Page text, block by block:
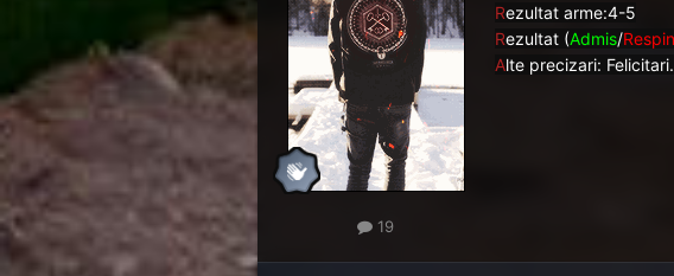
19
Rezultat arme:4-5
Rezultat (Admis/
Alte precizari: Felicitari.